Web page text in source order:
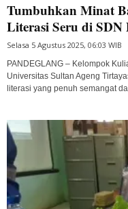
Tumbuhkan Minat
Literasi Seru di SDN
Selasa 5 Agustus 2025, 06:03 WIB
PANDEGLANG – Kelompok
Universitas Sultan Ageng
literasi yang penuh semangat